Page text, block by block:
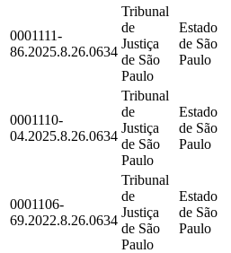
0001111-
86.2025.8.26.0634
Tribunal
de
Justiça
de São
Paulo
Estado
de São
Paulo
0001110-
04.2025.8.26.0634
Tribunal
de
Justiça
de São
Paulo
Estado
de São
Paulo
0001106-
69.2022.8.26.0634
Tribunal
de
Justiça
de São
Paulo
Estado
de São
Paulo